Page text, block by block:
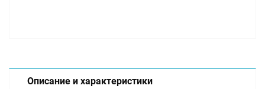
Описание и характеристики